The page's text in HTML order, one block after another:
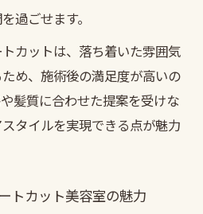
過ごせます。
カットは、落ち着いた雰囲気
め、施術後の満足度が高いの
髪質に合わせた提案を受けな
タイルを実現できる点が魅力
トカット美容室の魅力